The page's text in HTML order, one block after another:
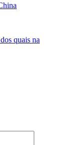
quais na